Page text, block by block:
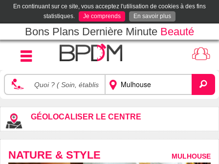
En continuant sur ce site, vous acceptez l'utilisation de cookies à des fins
statistiques.
Je comprends En savoir plus
Bons Plans Dernière Minute Beauté
GÉOLOCALISER LE CENTRE
NATURE & STYLE MULHOUSE